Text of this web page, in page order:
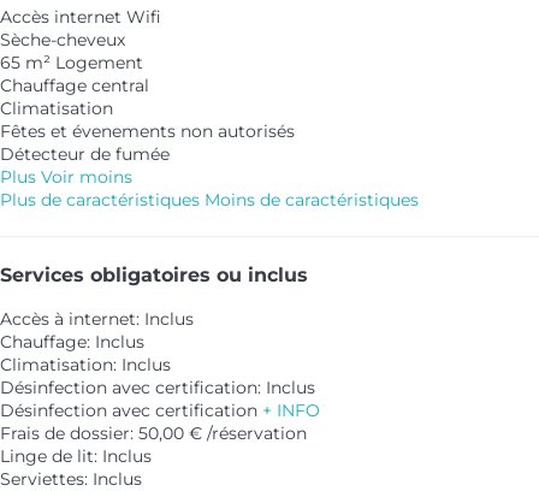
Accès internet Wifi
Sèche-cheveux
65 m² Logement
Chauffage central
Climatisation
Fêtes et évenements non autorisés
Détecteur de fumée
Plus Voir moins
Plus de caractéristiques Moins de caractéristiques
Services obligatoires ou inclus
Accès à internet: Inclus
Chauffage: Inclus
Climatisation: Inclus
Désinfection avec certification: Inclus
Désinfection avec certification + INFO
Frais de dossier: 50,00 € /réservation
Linge de lit: Inclus
Serviettes: Inclus